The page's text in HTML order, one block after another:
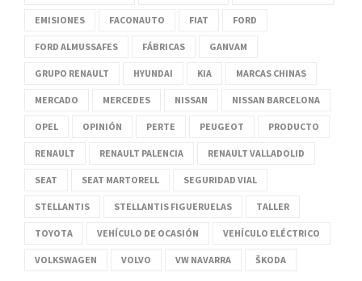
EMISIONES FACONAUTO FIAT FORD
FORD ALMUSSAFES FÁBRICAS GANVAM
GRUPO RENAULT HYUNDAI KIA MARCAS CHINAS
MERCADO MERCEDES NISSAN NISSAN BARCELONA
OPEL OPINIÓN PERTE PEUGEOT PRODUCTO
RENAULT RENAULT PALENCIA RENAULT VALLADOLID
SEAT SEAT MARTORELL SEGURIDAD VIAL
STELLANTIS STELLANTIS FIGUERUELAS TALLER
TOYOTA VEHÍCULO DE OCASIÓN VEHÍCULO ELÉCTRICO
VOLKSWAGEN VOLVO VW NAVARRA ŠKODA